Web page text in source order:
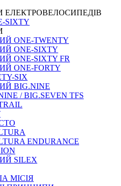
ЕЛЕКТРОВЕЛОСИПЕДІВ
SIXTY
ONE-TWENTY
ONE-SIXTY
ONE-SIXTY FR
ONE-FORTY
SIX
BIG.NINE
/ BIG.SEVEN TFS
ENDURANCE
SILEX
МICIЯ